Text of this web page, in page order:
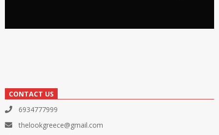
CONTACT US
6934777999
thelookgreece@gmail.com